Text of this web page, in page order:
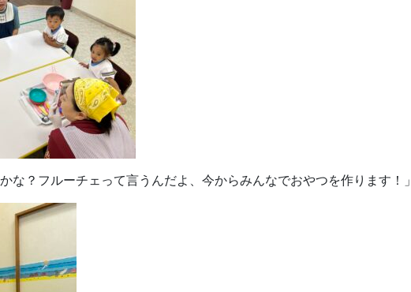
な？フルーチェって言うんだよ、今からみんなでおやつを作ります！」